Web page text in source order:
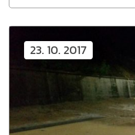
23. 10. 2017